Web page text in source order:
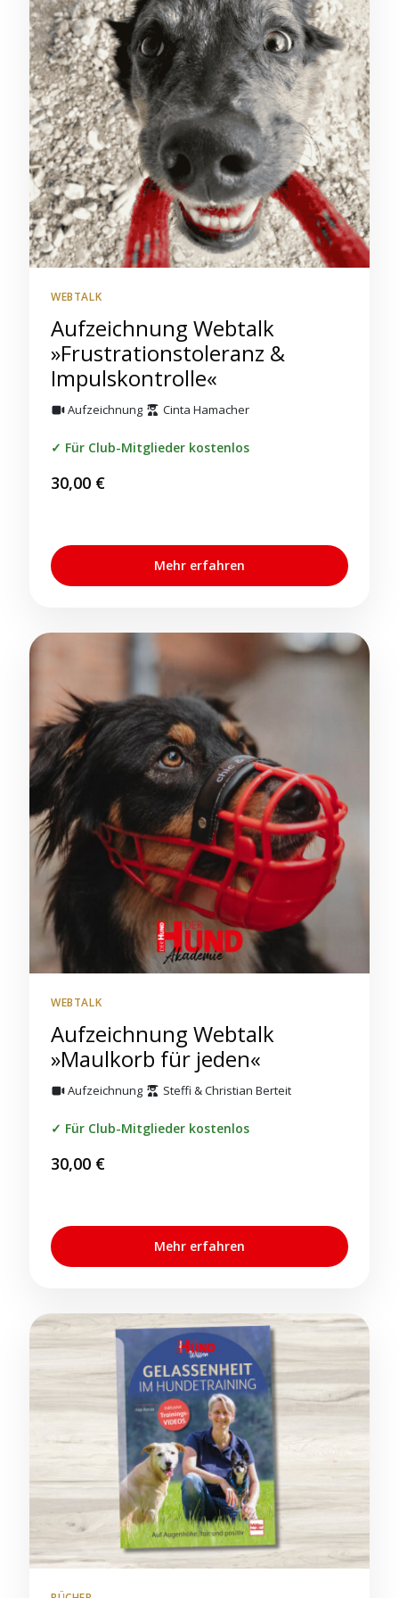
WEBTALK
Aufzeichnung Webtalk
»Frustrationstoleranz &
Impulskontrolle«
Aufzeichnung Cinta Hamacher
Für Club-Mitglieder kostenlos
30,00 €
Mehr erfahren
WEBTALK
Aufzeichnung Webtalk
»Maulkorb für jeden«
Aufzeichnung Steffi & Christian Berteit
Für Club-Mitglieder kostenlos
30,00 €
Mehr erfahren